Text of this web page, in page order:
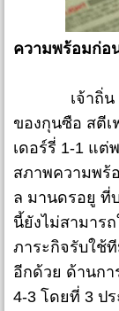
ความพร้อมก่อ
เจ้าถิ่น แช
ของกุนซือ สตีเ
เดอร์รี่ 1-1 แต่
สภาพความพร้
ล มานดรอยู ที่
นี้ยังไม่สามาร
ภาระกิจรับใช้
อีกด้วย ด้านกา
4-3 โดยที่ 3 ป